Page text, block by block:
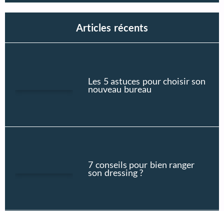
Articles récents
Les 5 astuces pour choisir son
nouveau bureau
7 conseils pour bien ranger
son dressing ?